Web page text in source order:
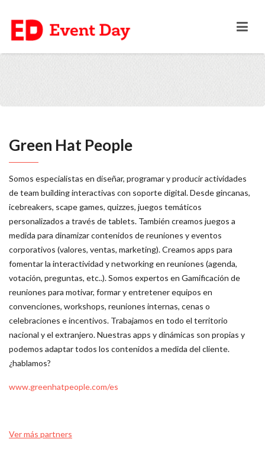
Green Hat People
Somos especialistas en diseñar, programar y producir actividades
de team building interactivas con soporte digital. Desde gincanas,
icebreakers, scape games, quizzes, juegos temáticos
personalizados a través de tablets. También creamos juegos a
medida para dinamizar contenidos de reuniones y eventos
corporativos (valores, ventas, marketing). Creamos apps para
fomentar la interactividad y networking en reuniones (agenda,
votación, preguntas, etc..). Somos expertos en Gamificación de
reuniones para motivar, formar y entretener equipos en
convenciones, workshops, reuniones internas, cenas o
celebraciones e incentivos. Trabajamos en todo el territorio
nacional y el extranjero. Nuestras apps y dinámicas son propias y
podemos adaptar todos los contenidos a medida del cliente.
¿hablamos?
www.greenhatpeople.com/es
Ver más partners